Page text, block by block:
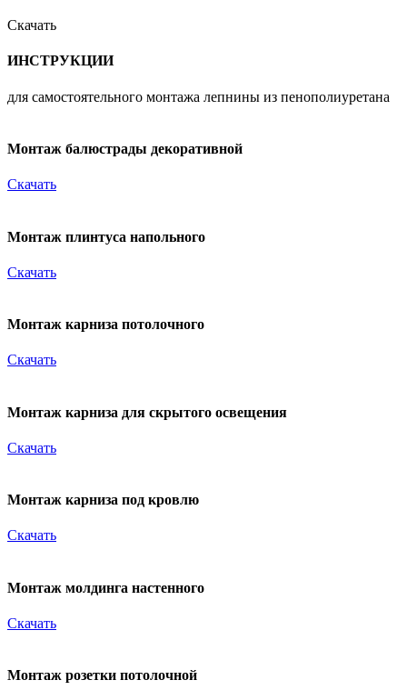
Скачать
ИНСТРУКЦИИ
для самостоятельного монтажа лепнины из пенополиуретана
Монтаж балюстрады декоративной
Скачать
Монтаж плинтуса напольного
Скачать
Монтаж карниза потолочного
Скачать
Монтаж карниза для скрытого освещения
Скачать
Монтаж карниза под кровлю
Скачать
Монтаж молдинга настенного
Скачать
Монтаж розетки потолочной